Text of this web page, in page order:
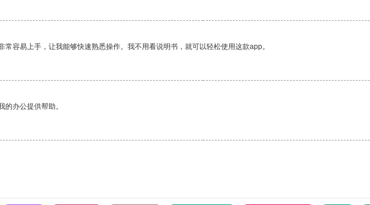
容易上手，让我能够快速熟悉操作。我不用看说明书，就可以轻松使用这款app。
办公提供帮助。